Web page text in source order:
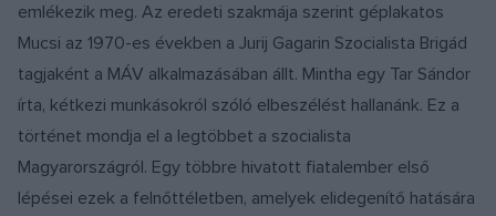
emlékezik meg. Az eredeti szakmája szerint géplakatos
Mucsi az 1970-es években a Jurij Gagarin Szocialista Brigád
tagjaként a MÁV alkalmazásában állt. Mintha egy Tar Sándor
írta, kétkezi munkásokról szóló elbeszélést hallanánk. Ez a
történet mondja el a legtöbbet a szocialista
Magyarországról. Egy többre hivatott fiatalember első
lépései ezek a felnőttéletben, amelyek elidegenítő hatására